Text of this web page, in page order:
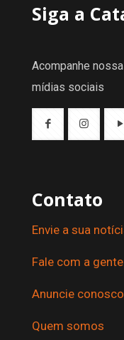
Siga a
Acompanhe
mídias sociais
Contato
Envie a sua
Fale com a gente
Anuncie conosco
Quem somos